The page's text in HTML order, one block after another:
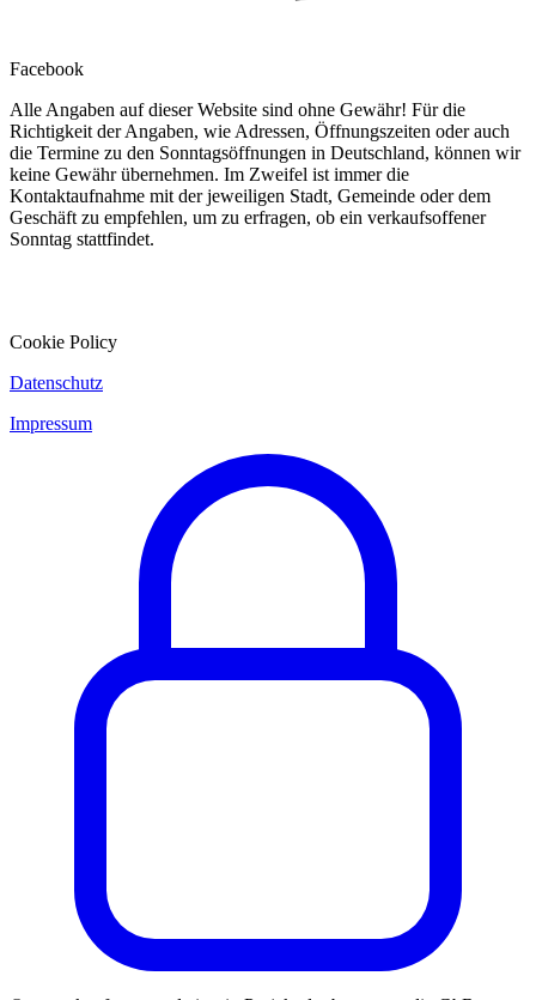
Facebook
Alle Angaben auf dieser Website sind ohne Gewähr! Für die
Richtigkeit der Angaben, wie Adressen, Öffnungszeiten oder auch
die Termine zu den Sonntagsöffnungen in Deutschland, können wir
keine Gewähr übernehmen. Im Zweifel ist immer die
Kontaktaufnahme mit der jeweiligen Stadt, Gemeinde oder dem
Geschäft zu empfehlen, um zu erfragen, ob ein verkaufsoffener
Sonntag stattfindet.
Cookie Policy
Datenschutz
Impressum